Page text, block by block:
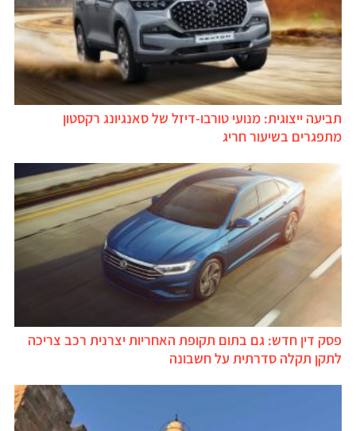
תביעה ייצוגית: מנועי טורבו-דיזל של סאנגיונג רקסטון
מתפגרים בשיעור חריג
פסק דין חדש: גם בתום תקופת האחריות יצרנית רכב צריכה
לתקן תקלה סדרתית על חשבונה